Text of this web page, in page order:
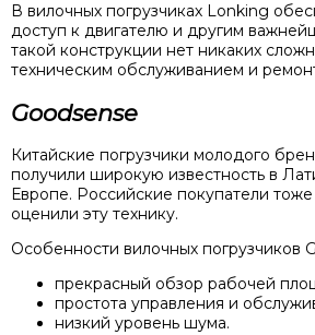
В вилочных погрузчиках Lonking
доступ к двигателю и другим
такой конструкции нет никаких
техническим обслуживанием и
Goodsense
Китайские погрузчики молодого
получили широкую известность в
Европе. Российские покупатели
оценили эту технику.
Особенности вилочных погрузчиков
прекрасный обзор рабочей
простота управления и
низкий уровень шума.